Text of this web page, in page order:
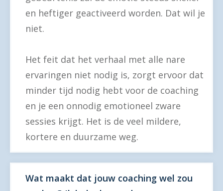
en heftiger geactiveerd worden. Dat wil je
niet.
Het feit dat het verhaal met alle nare
ervaringen niet nodig is, zorgt ervoor dat
minder tijd nodig hebt voor de coaching
en je een onnodig emotioneel zware
sessies krijgt. Het is de veel mildere,
kortere en duurzame weg.
Wat maakt dat jouw coaching wel zou